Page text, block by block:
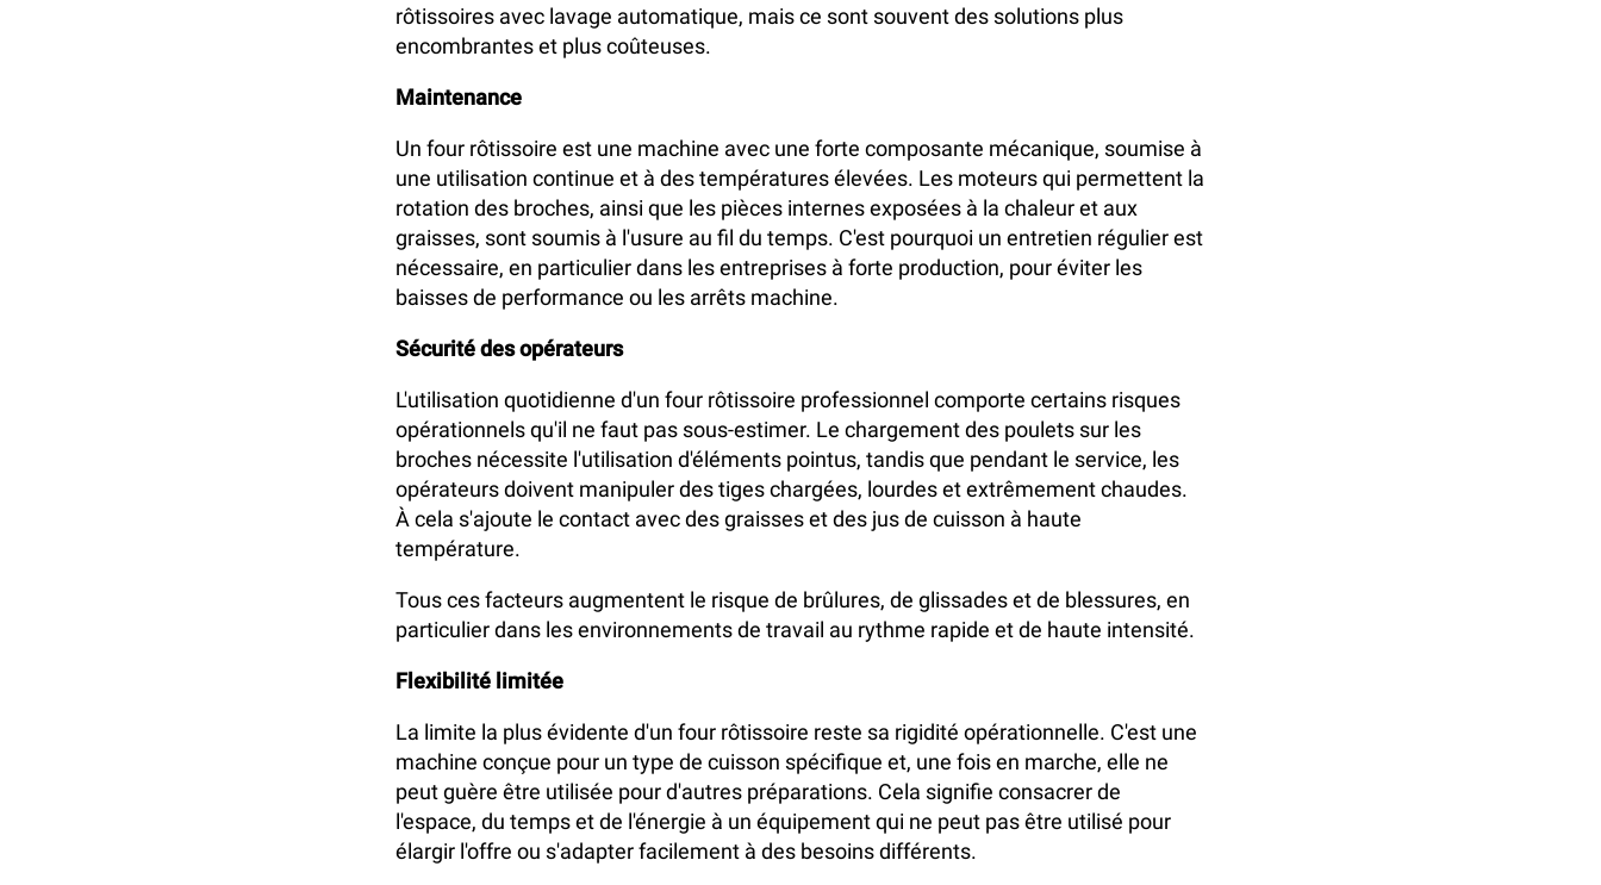
rôtissoires avec lavage automatique, mais ce sont souvent des solutions plus
encombrantes et plus coûteuses.
Maintenance
Un four rôtissoire est une machine avec une forte composante mécanique, soumise à
une utilisation continue et à des températures élevées. Les moteurs qui permettent la
rotation des broches, ainsi que les pièces internes exposées à la chaleur et aux
graisses, sont soumis à l'usure au fil du temps. C'est pourquoi un entretien régulier est
nécessaire, en particulier dans les entreprises à forte production, pour éviter les
baisses de performance ou les arrêts machine.
Sécurité des opérateurs
L'utilisation quotidienne d'un four rôtissoire professionnel comporte certains risques
opérationnels qu'il ne faut pas sous-estimer. Le chargement des poulets sur les
broches nécessite l'utilisation d'éléments pointus, tandis que pendant le service, les
opérateurs doivent manipuler des tiges chargées, lourdes et extrêmement chaudes.
À cela s'ajoute le contact avec des graisses et des jus de cuisson à haute
température.
Tous ces facteurs augmentent le risque de brûlures, de glissades et de blessures, en
particulier dans les environnements de travail au rythme rapide et de haute intensité.
Flexibilité limitée
La limite la plus évidente d'un four rôtissoire reste sa rigidité opérationnelle. C'est une
machine conçue pour un type de cuisson spécifique et, une fois en marche, elle ne
peut guère être utilisée pour d'autres préparations. Cela signifie consacrer de
l'espace, du temps et de l'énergie à un équipement qui ne peut pas être utilisé pour
élargir l'offre ou s'adapter facilement à des besoins différents.